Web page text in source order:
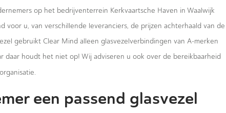
op het bedrijventerrein Kerkvaartsche Haven in Waalwijk
voor u, van verschillende leveranciers, de prijzen achterhaald van de
gebruikt Clear Mind alleen glasvezelverbindingen van A-merken
daar houdt het niet op! Wij adviseren u ook over de bereikbaarheid
een passend glasvezel